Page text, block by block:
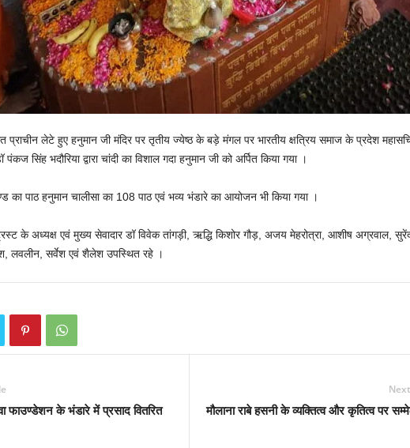
प्राचीन लेटे हुए हनुमान जी मंदिर पर तृतीय ज्येष्ठ के बड़े मंगल पर भारतीय क्षत्रिय समाज के प्रदेश
सिंह भदौरिया द्वारा चांदी का विशाल गदा हनुमान जी को अर्पित किया गया ।
का पाठ हनुमान चालीसा का 108 पाठ एवं भव्य भंडारे का आयोजन भी किया गया ।
के अध्यक्ष एवं मुख्य सेवादार डॉ विवेक तांगड़ी, ऋद्धि किशोर गौड़, अजय मेहरोत्रा, आशीष अग्रवाल,
लवलीन, सर्वेश एवं शैलेश उपस्थित रहे ।
फाउण्डेशन के भंडारे में प्रसाद वितरित
मौलाना राबे हसनी के व्यक्तित्व और कृतित्व पर